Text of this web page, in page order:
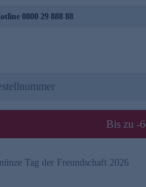
0800 29 888 88
Bis zu -
Tag der Freundschaft 2026